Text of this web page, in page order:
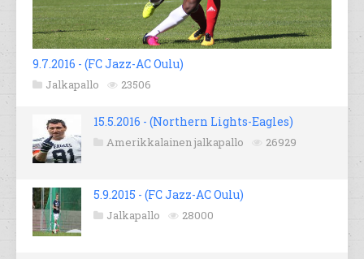
9.7.2016 - (FC Jazz-AC Oulu)
Jalkapallo 23506
15.5.2016 - (Northern Lights-Eagles)
Amerikkalainen jalkapallo 26929
5.9.2015 - (FC Jazz-AC Oulu)
Jalkapallo 28000